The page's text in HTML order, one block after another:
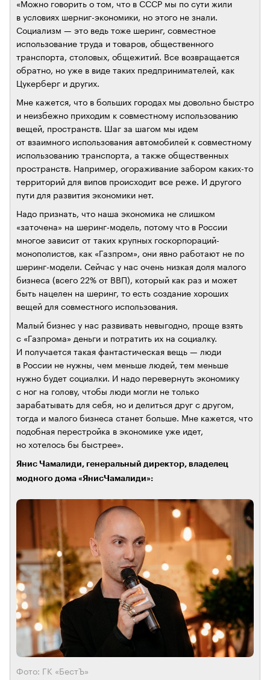
«Можно говорить о том, что в СССР мы по сути жили
в условиях шерниг-экономики, но этого не знали.
Социализм — это ведь тоже шеринг, совместное
использование труда и товаров, общественного
транспорта, столовых, общежитий. Все возвращается
обратно, но уже в виде таких предпринимателей, как
Цукерберг и других.
Мне кажется, что в больших городах мы довольно быстро
и неизбежно приходим к совместному использованию
вещей, пространств. Шаг за шагом мы идем
от взаимного использования автомобилей к совместному
использованию транспорта, а также общественных
пространств. Например, огораживание забором каких-то
территорий для випов происходит все реже. И другого
пути для развития экономики нет.
Надо признать, что наша экономика не слишком
«заточена» на шеринг-модель, потому что в России
многое зависит от таких крупных госкорпораций-
монополистов, как «Газпром», они явно работают не по
шеринг-модели. Сейчас у нас очень низкая доля малого
бизнеса (всего 22% от ВВП), который как раз и может
быть нацелен на шеринг, то есть создание хороших
вещей для совместного использования.
Малый бизнес у нас развивать невыгодно, проще взять
с «Газпрома» деньги и потратить их на социалку.
И получается такая фантастическая вещь — люди
в России не нужны, чем меньше людей, тем меньше
нужно будет социалки. И надо перевернуть экономику
с ног на голову, чтобы люди могли не только
зарабатывать для себя, но и делиться друг с другом,
тогда и малого бизнеса станет больше. Мне кажется, что
подобная перестройка в экономике уже идет,
но хотелось бы быстрее».
Янис Чамалиди, генеральный директор, владелец
модного дома «ЯнисЧамалиди»:
Фото: ГК «БестЪ»